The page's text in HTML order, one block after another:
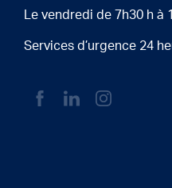
Le vendredi de 7h30 h à
Services d’urgence 24